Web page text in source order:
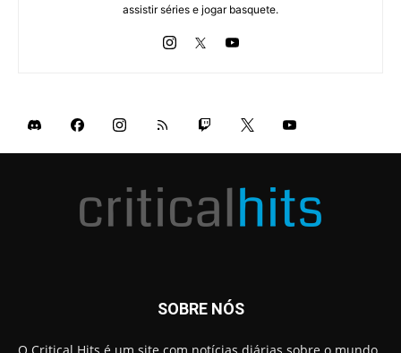
assistir séries e jogar basquete.
SOBRE NÓS